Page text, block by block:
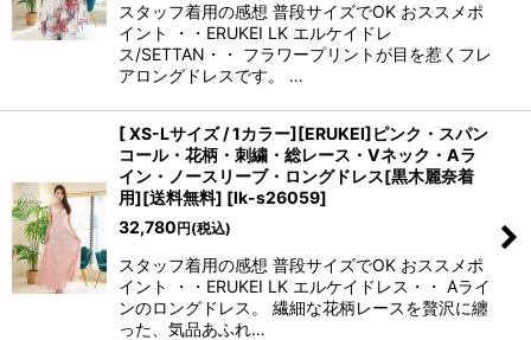
スタッフ着用の感想 普段サイズでOK おススメポ
イント ・・ERUKEI LK エルケイドレ
ス/SETTAN・・ フラワープリントが目を惹くフレ
アロングドレスです。 …
[ XS-Lサイズ / 1カラー][ERUKEI]ピンク・スパン
コール・花柄・刺繍・総レース・Vネック・Aラ
イン・ノースリーブ・ロングドレス[黒木麗奈着
用][送料無料] [lk-s26059]
32,780円(税込)
スタッフ着用の感想 普段サイズでOK おススメポ
イント ・・ERUKEI LK エルケイドレス・・ Aライ
ンのロングドレス。 繊細な花柄レースを贅沢に纏
った、気品あふれ…